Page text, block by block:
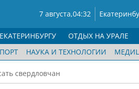
7 августа,04:32
НАУКА И ТЕХНОЛОГИИ
ОТДЫХ НА УРАЛЕ
свердловчан